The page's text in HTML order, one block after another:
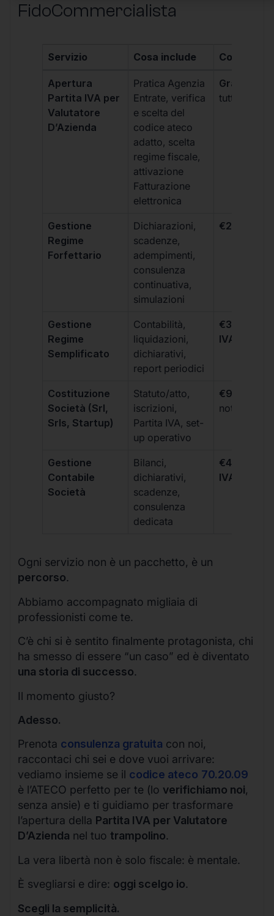
FidoCommercialista
Servizio Cosa include Costo
Apertura
Partita IVA per
Valutatore
D’Azienda
Pratica Agenzia
Entrate, verifica
e scelta del
codice ateco
adatto, scelta
regime fiscale,
attivazione
Fatturazione
elettronica
Gratis
tutti i piani)
Gestione
Regime
Forfettario
Dichiarazioni,
scadenze,
adempimenti,
consulenza
continuativa,
simulazioni
€264 +
Gestione
Regime
Semplificato
Contabilità,
liquidazioni,
dichiarativi,
report periodici
€300 +
IVA/
Costituzione
Società (Srl,
Srls, Startup)
Statuto/atto,
iscrizioni,
Partita IVA, set-
up operativo
€99 + IVA
notarili
Gestione
Contabile
Società
Bilanci,
dichiarativi,
scadenze,
consulenza
dedicata
€499 +
IVA/
Ogni servizio non è un pacchetto, è un
percorso.
Abbiamo accompagnato migliaia di
professionisti come te.
C’è chi si è sentito finalmente protagonista, chi
ha smesso di essere “un caso” ed è diventato
una storia di successo.
Il momento giusto?
Adesso.
Prenota consulenza gratuita con noi,
raccontaci chi sei e dove vuoi arrivare:
vediamo insieme se il codice ateco 70.20.09
è l’ATECO perfetto per te (lo verifichiamo noi,
senza ansie) e ti guidiamo per trasformare
l’apertura della Partita IVA per Valutatore
D’Azienda nel tuo trampolino.
La vera libertà non è solo fiscale: è mentale.
È svegliarsi e dire: oggi scelgo io.
Scegli la semplicità.